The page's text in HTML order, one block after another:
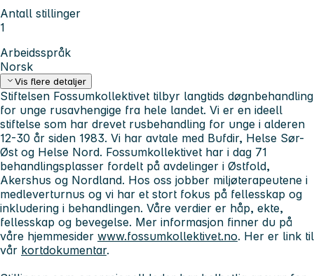
Antall stillinger
1
Arbeidsspråk
Norsk
Vis flere detaljer
Stiftelsen Fossumkollektivet tilbyr langtids døgnbehandling
for unge rusavhengige fra hele landet. Vi er en ideell
stiftelse som har drevet rusbehandling for unge i alderen
12-30 år siden 1983. Vi har avtale med Bufdir, Helse Sør-
Øst og Helse Nord. Fossumkollektivet har i dag 71
behandlingsplasser fordelt på avdelinger i Østfold,
Akershus og Nordland. Hos oss jobber miljøterapeutene i
medleverturnus og vi har et stort fokus på fellesskap og
inkludering i behandlingen. Våre verdier er håp, ekte,
fellesskap og bevegelse. Mer informasjon finner du på
våre hjemmesider www.fossumkollektivet.no. Her er link til
vår kortdokumentar.